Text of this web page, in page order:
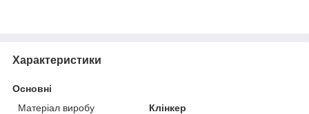
Характеристики
Основні
Матеріал виробу
Клінкер